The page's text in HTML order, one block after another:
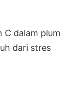
C dalam plum
dari stres